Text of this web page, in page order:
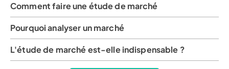
Comment faire une étude de marché
Pourquoi analyser un marché
L'étude de marché est-elle indispensable ?